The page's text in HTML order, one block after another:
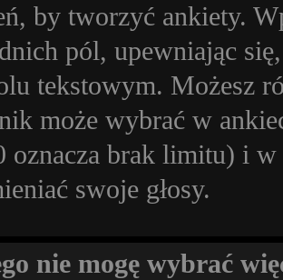
by tworzyć ankiety.
pól, upewniając
tekstowym. Możesz
może wybrać w
oznacza brak limitu) i
swoje głosy.
nie mogę wybrać